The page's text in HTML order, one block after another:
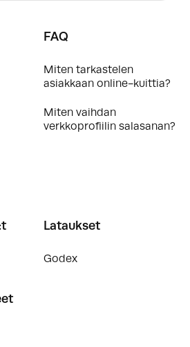
FAQ
Miten tarkastelen
asiakkaan online-kuittia?
Miten vaihdan
verkkoprofiilin salasanan?
Lataukset
Godex